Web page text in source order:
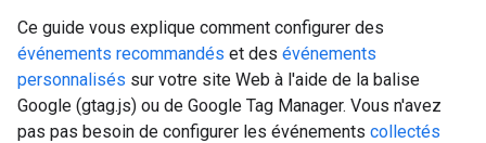
Ce guide vous explique comment configurer des
événements recommandés et des événements
personnalisés sur votre site Web à l'aide de la balise
Google (gtag.js) ou de Google Tag Manager. Vous n'avez
pas pas besoin de configurer les événements collectés